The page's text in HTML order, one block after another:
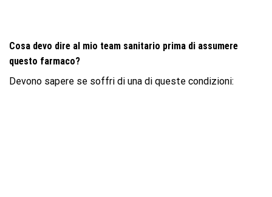
Cosa devo dire al mio team sanitario prima di assumere
questo farmaco?
Devono sapere se soffri di una di queste condizioni: